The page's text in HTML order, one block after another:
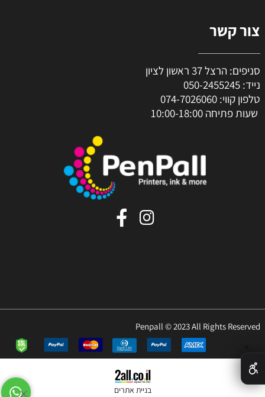
צור קשר
סניפים: הרצל 37 ראשון לציון
נייד: 050-2455245
טלפון קווי: 074-7026060
שעות פתיחה 10:00-18:00
Penpall © 2023 All Rights Reserved
בניית אתרים